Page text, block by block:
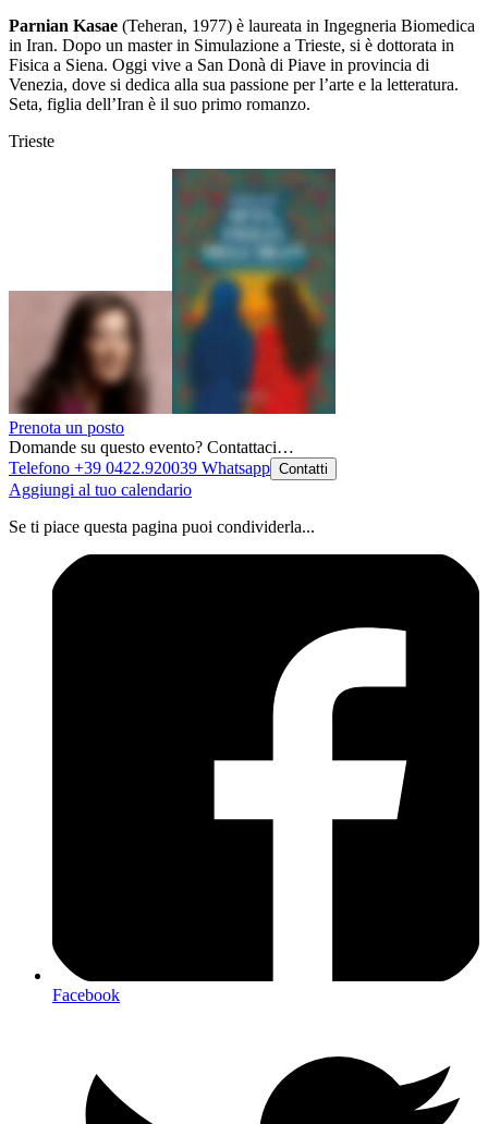
Parnian Kasae (Teheran, 1977) è laureata in Ingegneria Biomedica
in Iran. Dopo un master in Simulazione a Trieste, si è dottorata in
Fisica a Siena. Oggi vive a San Donà di Piave in provincia di
Venezia, dove si dedica alla sua passione per l’arte e la letteratura.
Seta, figlia dell’Iran è il suo primo romanzo.
Trieste
Prenota un posto
Domande su questo evento? Contattaci…
Telefono +39 0422.920039 Whatsapp Contatti
Aggiungi al tuo calendario
Se ti piace questa pagina puoi condividerla...
Facebook